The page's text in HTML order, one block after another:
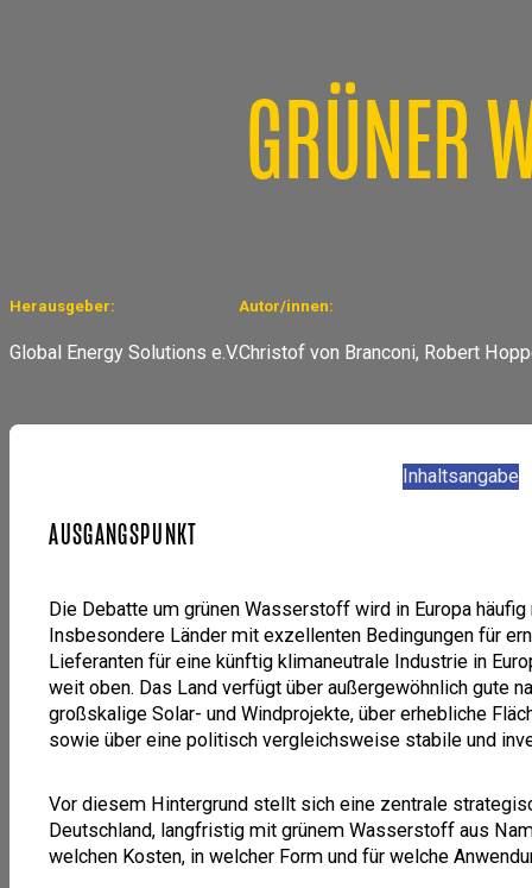
GRÜNER
Herausgeber:
Global Energy Solutions e.V.
Autor/innen:
Christof von Branconi, Robert
Inhaltsangabe
AUSGANGSPUNKT
Die Debatte um grünen Wasserstoff wird in Europa
Insbesondere Länder mit exzellenten Bedingungen für
Lieferanten für eine künftig klimaneutrale Industrie in
weit oben. Das Land verfügt über außergewöhnlich gute
großskalige Solar- und Windprojekte, über erhebliche
sowie über eine politisch vergleichsweise stabile und
Vor diesem Hintergrund stellt sich eine zentrale
Deutschland, langfristig mit grünem Wasserstoff aus
welchen Kosten, in welcher Form und für welche